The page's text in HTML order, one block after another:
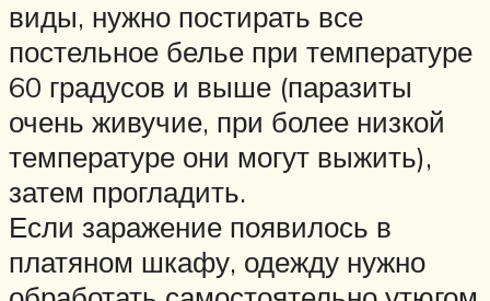
виды, нужно постирать все
постельное белье при температуре
60 градусов и выше (паразиты
очень живучие, при более низкой
температуре они могут выжить),
затем прогладить.
Если заражение появилось в
платяном шкафу, одежду нужно